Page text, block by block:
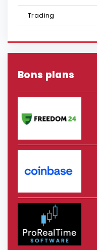
Trading
Bons plans